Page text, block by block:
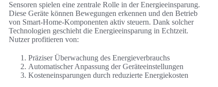
Sensoren spielen eine zentrale Rolle in der Energieeinsparung.
Diese Geräte können Bewegungen erkennen und den Betrieb
von Smart-Home-Komponenten aktiv steuern. Dank solcher
Technologien geschieht die Energieeinsparung in Echtzeit.
Nutzer profitieren von:
Präziser Überwachung des Energieverbrauchs
Automatischer Anpassung der Geräteeinstellungen
Kosteneinsparungen durch reduzierte Energiekosten